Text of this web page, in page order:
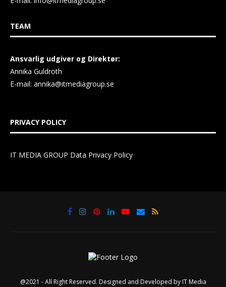
TEAM
Ansvarlig udgiver og Direktør:
Annika Guldroth
E-mail: annika@itmediagroup.se
PRIVACY POLICY
IT MEDIA GROUP Data Privacy Policy
@2021 - All Right Reserved. Designed and Developed by IT Media